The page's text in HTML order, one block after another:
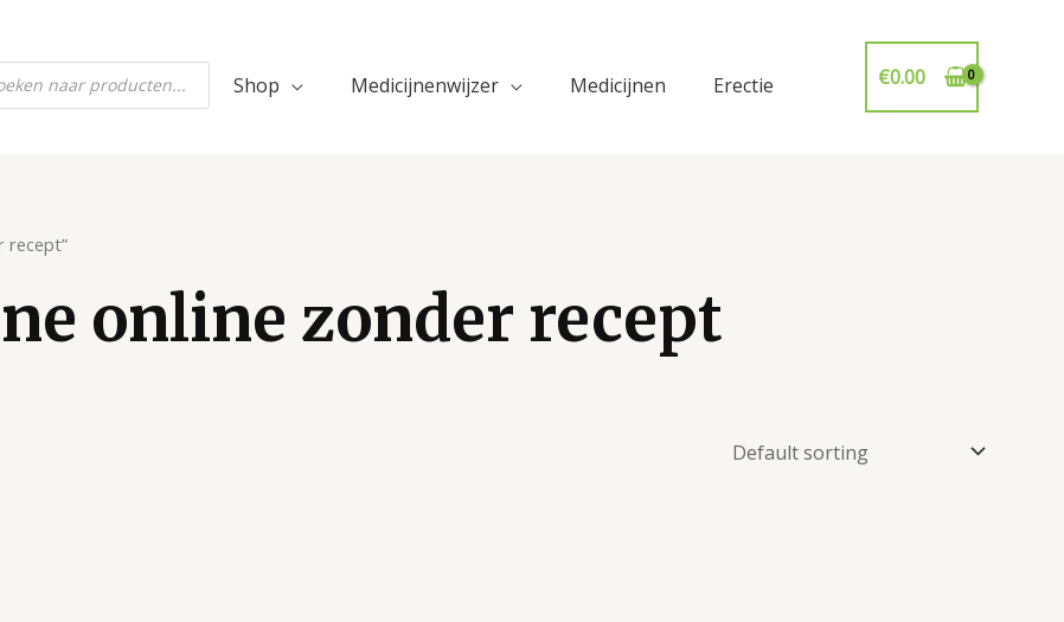
Shop Medicijnenwijzer Medicijnen Erectie €0.00
recept”
online zonder recept